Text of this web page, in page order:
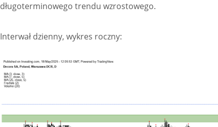
długoterminowego trendu wzrostowego.
Interwał dzienny, wykres roczny: